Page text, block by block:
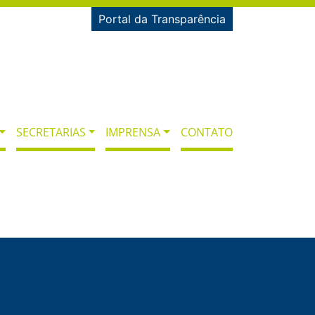
Portal da Transparência
SECRETARIAS IMPRENSA CONTATO